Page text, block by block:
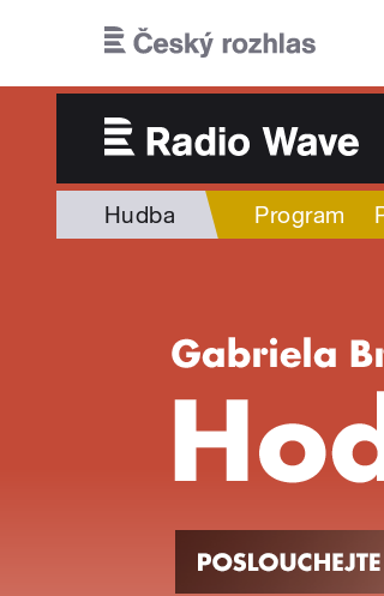
Hudba Program